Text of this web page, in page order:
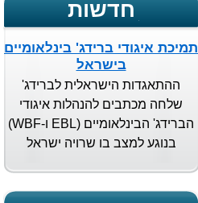
חדשות
תמיכת איגודי ברידג' בינלאומיים
בישראל
ההתאגדות הישראלית לברידג'
שלחה מכתבים להנהלות איגודי
הברידג' הבינלאומיים (EBL ו-WBF)
בנוגע למצב בו שרויה ישראל